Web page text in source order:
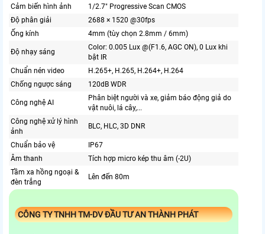
Cảm biến hình ảnh
1/2.7" Progressive Scan CMOS
Độ phân giải
2688 × 1520 @30fps
Ống kính
4mm (tùy chọn 2.8mm / 6mm)
Độ nhạy sáng
Color: 0.005 Lux @(F1.6, AGC ON), 0 Lux khi
bật IR
Chuẩn nén video
H.265+, H.265, H.264+, H.264
Chống ngược sáng
120dB WDR
Công nghệ AI
Phân biệt người và xe, giảm báo động giả do
vật nuôi, lá cây,...
Công nghệ xử lý hình
ảnh
BLC, HLC, 3D DNR
Chuẩn bảo vệ
IP67
Âm thanh
Tích hợp micro kép thu âm (-2U)
Tầm xa hồng ngoại &
đèn trắng
Lên đến 80m
CÔNG TY TNHH TM-DV ĐẦU TƯ AN THÀNH PHÁT